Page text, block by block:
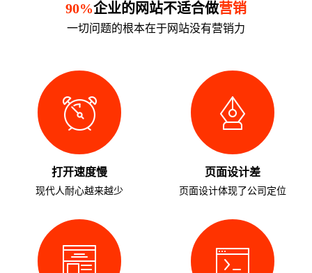
90%企业的网站不适合做营销
一切问题的根本在于网站没有营销力
打开速度慢
现代人耐心越来越少
页面设计差
页面设计体现了公司定位